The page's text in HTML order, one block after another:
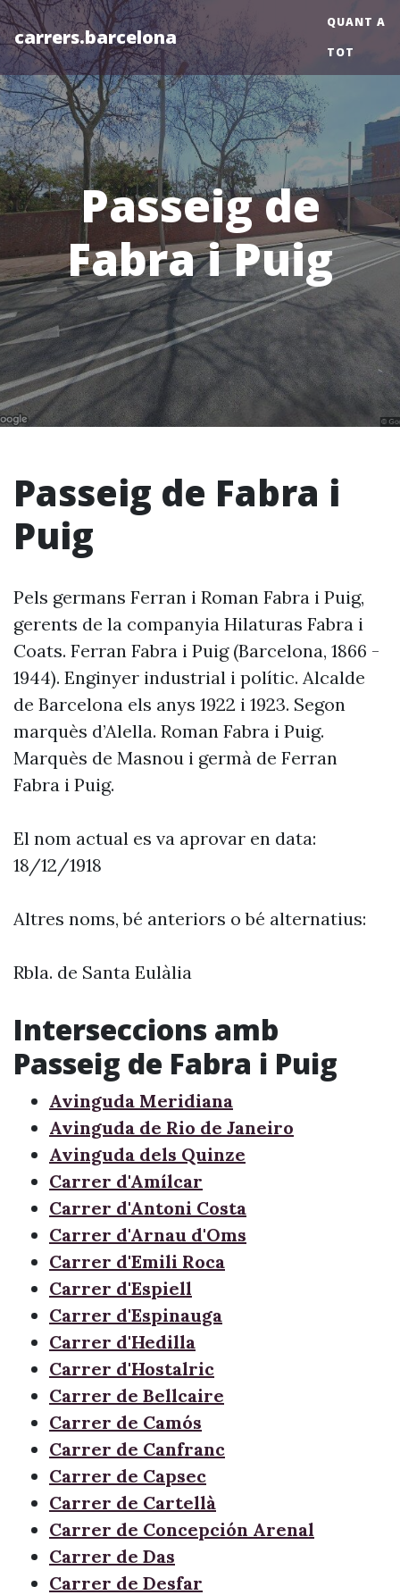
carrers.barcelona
QUANT A
TOT
Passeig de
Fabra i Puig
Passeig de Fabra i
Puig
Pels germans Ferran i Roman Fabra i Puig,
gerents de la companyia Hilaturas Fabra i
Coats. Ferran Fabra i Puig (Barcelona, 1866 -
1944). Enginyer industrial i polític. Alcalde
de Barcelona els anys 1922 i 1923. Segon
marquès d’Alella. Roman Fabra i Puig.
Marquès de Masnou i germà de Ferran
Fabra i Puig.
El nom actual es va aprovar en data:
18/12/1918
Altres noms, bé anteriors o bé alternatius:
Rbla. de Santa Eulàlia
Interseccions amb
Passeig de Fabra i Puig
Avinguda Meridiana
Avinguda de Rio de Janeiro
Avinguda dels Quinze
Carrer d'Amílcar
Carrer d'Antoni Costa
Carrer d'Arnau d'Oms
Carrer d'Emili Roca
Carrer d'Espiell
Carrer d'Espinauga
Carrer d'Hedilla
Carrer d'Hostalric
Carrer de Bellcaire
Carrer de Camós
Carrer de Canfranc
Carrer de Capsec
Carrer de Cartellà
Carrer de Concepción Arenal
Carrer de Das
Carrer de Desfar